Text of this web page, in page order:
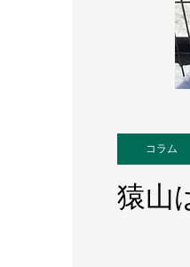
コラム
猿山